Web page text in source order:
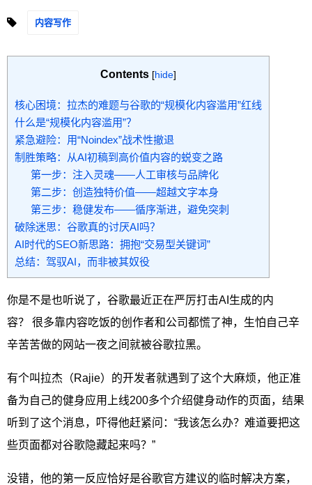
内容写作
Contents [hide]
核心困境：拉杰的难题与谷歌的“规模化内容滥用”红线
什么是“规模化内容滥用”？
紧急避险：用“Noindex”战术性撤退
制胜策略：从AI初稿到高价值内容的蜕变之路
第一步：注入灵魂——人工审核与品牌化
第二步：创造独特价值——超越文字本身
第三步：稳健发布——循序渐进，避免突刺
破除迷思：谷歌真的讨厌AI吗？
AI时代的SEO新思路：拥抱“交易型关键词”
总结：驾驭AI，而非被其奴役
你是不是也听说了，谷歌最近正在严厉打击AI生成的内
容？ 很多靠内容吃饭的创作者和公司都慌了神，生怕自己辛
辛苦苦做的网站一夜之间就被谷歌拉黑。
有个叫拉杰（Rajie）的开发者就遇到了这个大麻烦，他正准
备为自己的健身应用上线200多个介绍健身动作的页面，结果
听到了这个消息，吓得他赶紧问：“我该怎么办？难道要把这
些页面都对谷歌隐藏起来吗？”
没错，他的第一反应恰好是谷歌官方建议的临时解决方案，